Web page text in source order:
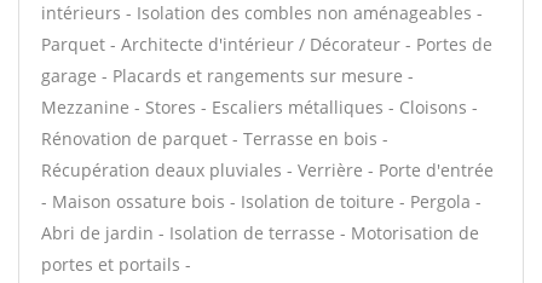
intérieurs - Isolation des combles non aménageables -
Parquet - Architecte d'intérieur / Décorateur - Portes de
garage - Placards et rangements sur mesure -
Mezzanine - Stores - Escaliers métalliques - Cloisons -
Rénovation de parquet - Terrasse en bois -
Récupération deaux pluviales - Verrière - Porte d'entrée
- Maison ossature bois - Isolation de toiture - Pergola -
Abri de jardin - Isolation de terrasse - Motorisation de
portes et portails -